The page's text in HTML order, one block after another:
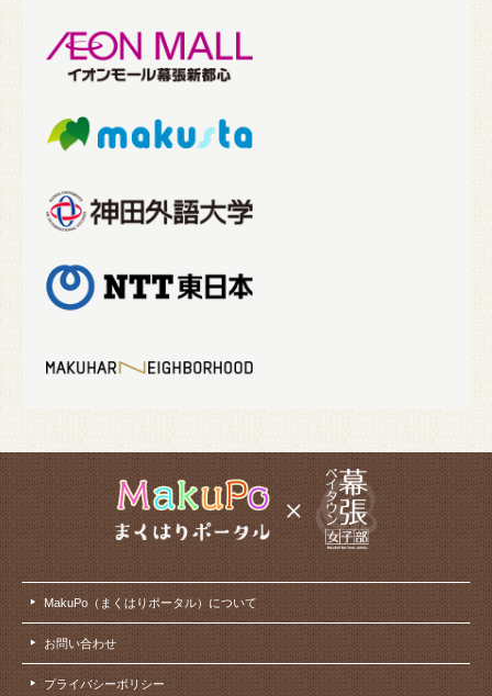
MakuPo（まくはりポータル）について
お問い合わせ
プライバシーポリシー